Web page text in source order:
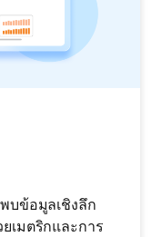
บข้อมูลเชิงลึก
เมตริกและการ